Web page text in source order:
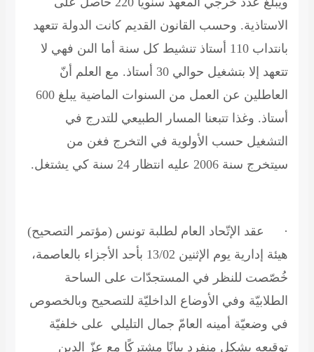
الاستاذية. وحسب القانون القديم كانت الدولة تتعهد
بانتداب 110 أستاذ تنشيط كل سنة أما الىن فهي لا
تتعهد إلا بتشغيل حوالي 30 أستاذ. مع العلم أنّ
العاطلين عن العمل من السنوات الماضية يبلغ 600
أستاذ. وغذا تتبعنا المسار الطبيعي للتدرج في
التشغيل حسب الأولوية في التخرج فغن من
سيتخرج سنة 2006 عليه انتظار 24 سنة كي يشتغل.
·
عقد الإتّحاد العام لطلبة تونس (مؤتمر التصحيح)
هيئة إدارية يوم الإثنين 13/02 بأحد الأجزاء بالعاصمة،
خُصّصت للنظر في المستجدّات على الساحة
الطلابيّة وفي الأوضاع الداخليّة للتصحيح وبالخصوص
في وضعيّة أمينه العامّ جمال التليلي على خلفيّة
توقيعه بشكل منفرد بيانًا مشتركًا مع عزّ الدين